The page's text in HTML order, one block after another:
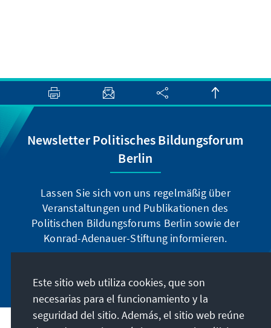
Newsletter Politisches Bildungsforum
Berlin
Lassen Sie sich von uns regelmäßig über
Veranstaltungen und Publikationen des
Politischen Bildungsforums Berlin sowie der
Konrad-Adenauer-Stiftung informieren.
Este sitio web utiliza cookies, que son
necesarias para el funcionamiento y la
seguridad del sitio. Además, el sitio web reúne